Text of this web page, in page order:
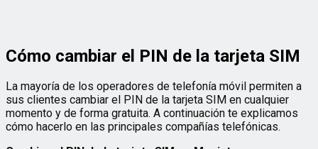
Cómo cambiar el PIN de la tarjeta SIM
La mayoría de los operadores de telefonía móvil permiten a
sus clientes cambiar el PIN de la tarjeta SIM en cualquier
momento y de forma gratuita. A continuación te explicamos
cómo hacerlo en las principales compañías telefónicas.